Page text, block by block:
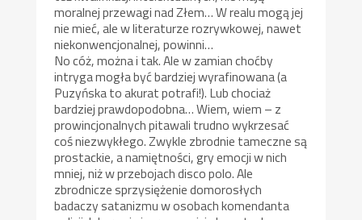
moralnej przewagi nad Złem… W realu mogą jej
nie mieć, ale w literaturze rozrywkowej, nawet
niekonwencjonalnej, powinni…
No cóż, można i tak. Ale w zamian choćby
intryga mogła być bardziej wyrafinowana (a
Puzyńska to akurat potrafi!). Lub chociaż
bardziej prawdopodobna… Wiem, wiem – z
prowincjonalnych pitawali trudno wykrzesać
coś niezwykłego. Zwykle zbrodnie tameczne są
prostackie, a namiętności, gry emocji w nich
mniej, niż w przebojach disco polo. Ale
zbrodnicze sprzysiężenie domorosłych
badaczy satanizmu w osobach komendanta